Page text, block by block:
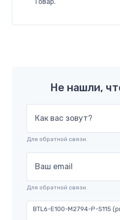
Не нашли,
Как вас зовут?
Для обратной связи.
Ваш email
Для обратной связи.